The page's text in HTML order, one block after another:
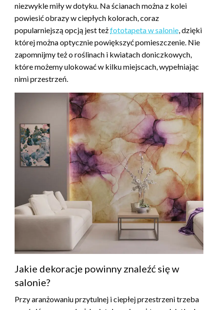
niezwykle miły w dotyku. Na ścianach można z kolei
powiesić obrazy w ciepłych kolorach, coraz
popularniejszą opcją jest teżfototapeta w salonie , dzięki
której można optycznie powiększyć pomieszczenie. Nie
zapomnijmy też o roślinach i kwiatach doniczkowych,
które możemy ulokować w kilku miejscach, wypełniając
nimi przestrzeń.
Jakie dekoracje powinny znaleźć się w
salonie?
Przy aranżowaniu przytulnej i ciepłej przestrzeni trzeba